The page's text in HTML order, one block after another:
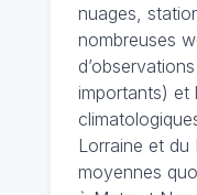
nuages,
nombreuses
importants) et
Lorraine et du
moyennes